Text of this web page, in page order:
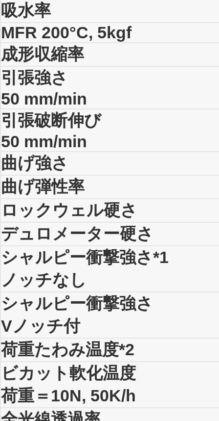
吸水率
MFR 200°C, 5kgf
成形収縮率
引張強さ
50 mm/min
引張破断伸び
50 mm/min
曲げ強さ
曲げ弾性率
ロックウェル硬さ
デュロメーター硬さ
シャルピー衝撃強さ*1
ノッチなし
シャルピー衝撃強さ
Vノッチ付
荷重たわみ温度*2
ビカット軟化温度
荷重＝10N, 50K/h